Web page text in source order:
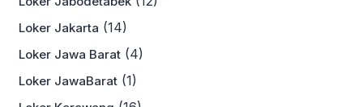
Loker Jakarta (14)
Loker Jawa Barat (4)
Loker JawaBarat (1)